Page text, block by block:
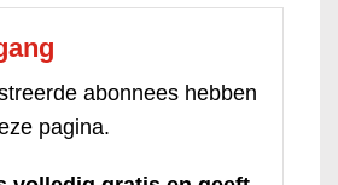
abonnees hebben
pagina.